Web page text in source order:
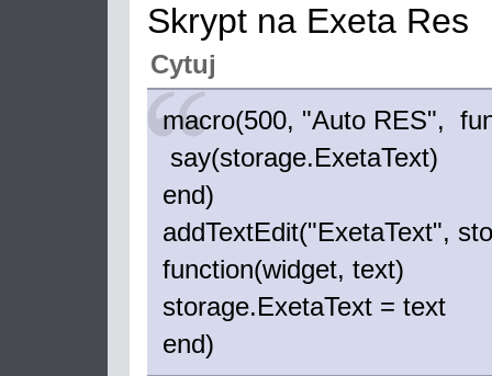
Skrypt na Exeta Res
Cytuj
macro(500, "Auto RES",
say(storage.ExetaText)
end)
addTextEdit("ExetaText",
function(widget, text)
storage.ExetaText = text
end)